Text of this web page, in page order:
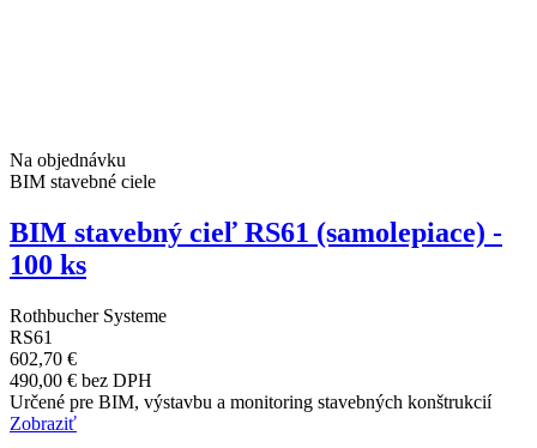
Na objednávku
BIM stavebné ciele
BIM stavebný cieľ RS61 (samolepiace) -
100 ks
Rothbucher Systeme
RS61
602,70 €
490,00 € bez DPH
Určené pre BIM, výstavbu a monitoring stavebných konštrukcií
Zobraziť